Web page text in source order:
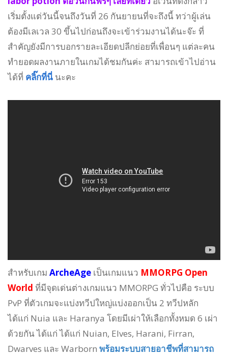
เริ่มตั้งแต่วันนี้จนถึงวันที่ 26 กันยายนที่จะถึงนี้ ทว่าผู้เล่น
ต้องมีเลเวล 30 ขึ้นไปก่อนถึงจะเข้าร่วมงานได้นะจ๊ะ ที่
สำคัญยังมีการบอกรายละเอียดปลีกย่อยที่เพื่อนๆ แต่ละคน
ทำยอดผลงานภายในเกมได้ชมกันค่ะ สามารถเข้าไปอ่าน
ได้ที่ คลิ๊กที่นี่ นะคะ
สำหรับเกม ArcheAge เป็นเกมแนว MMORPG Open
World ที่มีจุดเด่นต่างเกมแนว MMORPG ทั่วไปคือ ระบบ
PvP ที่ตัวเกมจะแบ่งทวีปใหญ่แบ่งออกเป็น 2 ทวีปหลัก
ได้แก่ Nuia และ Haranya โดยมีเผ่าให้เลือกทั้งหมด 6 เผ่า
ด้วยกัน ได้แก่ ได้แก่ Nuian, Elves, Harani, Firran,
Dwarves และ Warborn พร้อมระบบสายอาชีพที่สามารถ